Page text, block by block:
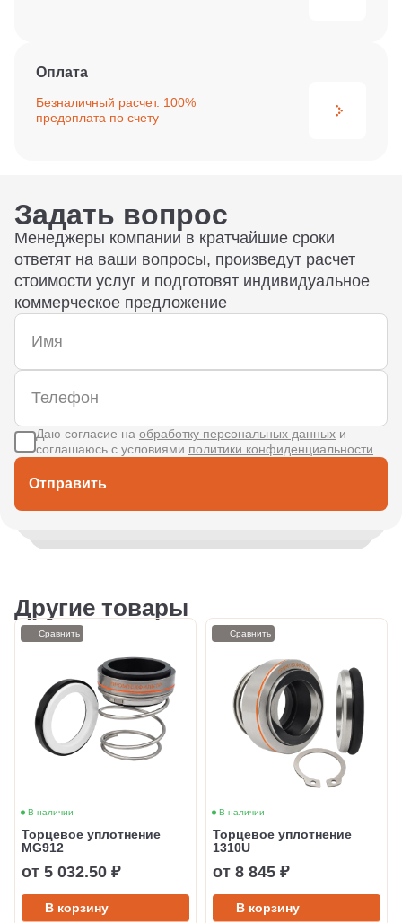
Оплата
Безналичный расчет. 100%
предоплата по счету
Задать вопрос
Менеджеры компании в кратчайшие сроки
ответят на ваши вопросы, произведут расчет
стоимости услуг и подготовят индивидуальное
коммерческое предложение
Отправить
Даю согласие на обработку персональных данных и
соглашаюсь с условиями политики конфиденциальности
Другие товары
В наличии
Торцевое уплотнение
MG912
от 5 032.50 ₽
В корзину
Сравнить
В наличии
Торцевое уплотнение
1310U
от 8 845 ₽
В корзину
Сравнить